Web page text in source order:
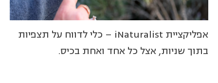
אפליקציית iNaturalist – כלי לדווח על תצפיות
בתוך שניות, אצל כל אחד ואחת בכיס.